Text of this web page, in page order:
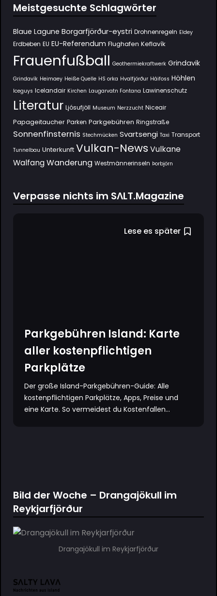
Meistgesuchte Schlagwörter
Blaue Lagune Borgarfjörður-eystri Drohnenregeln Eldey
Erdbeben EU EU-Referendum Flughafen Keflavík
Frauenfußball Geothermiekraftwerk Grindavik
Grindavík Heimaey Heiße Quelle HS orka Hvalfjörður Háifoss Höhlen
Iceguys Icelandair Kirchen Laugarvatn Fontana Lawinenschutz
Literatur Ljósufjöll Museum Nerzzucht Niceair
Papageitaucher Parken Parkgebühren Ringstraße
Sonnenfinsternis Stechmücken Svartsengi Taxi Transport
Tunnelbau Unterkunft Vulkan-News Vulkane
Walfang Wanderung Westmännerinseln Þorbjörn
Verpasse nichts im SΛLT.Magazine
Lese es später
Parkgebühren Island: Karte
aller kostenpflichtigen
Parkplätze
Der große Island-Parkgebühren-Guide: Alle
kostenpflichtigen Parkplätze, Apps, Preise und
eine Karte. So vermeidest du Kostenfallen...
Bild der Woche – Drangajökull im
Reykjarfjörður
Drangajökull im Reykjarfjörður